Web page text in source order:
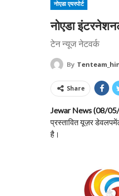
नोएडा एयरपोर्ट
नोएडा
टेन न्यूज नेटवर्क
By
Share
Jewar News (08/
प्रस्तावित यूज़र
है।